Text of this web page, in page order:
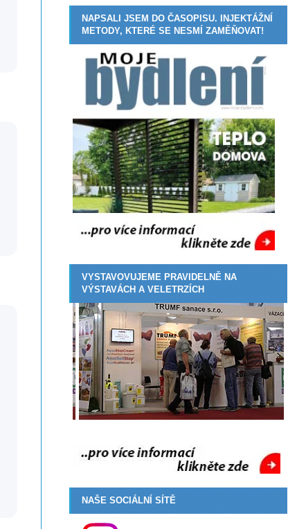
NAPSALI JSEM DO ČASOPISU. INJEKTÁŽNÍ
METODY, KTERÉ SE NESMÍ ZAMĚŇOVAT!
VYSTAVOVUJEME PRAVIDELNĚ NA
VÝSTAVÁCH A VELETRZÍCH
NAŠE SOCIÁLNÍ SÍTĚ